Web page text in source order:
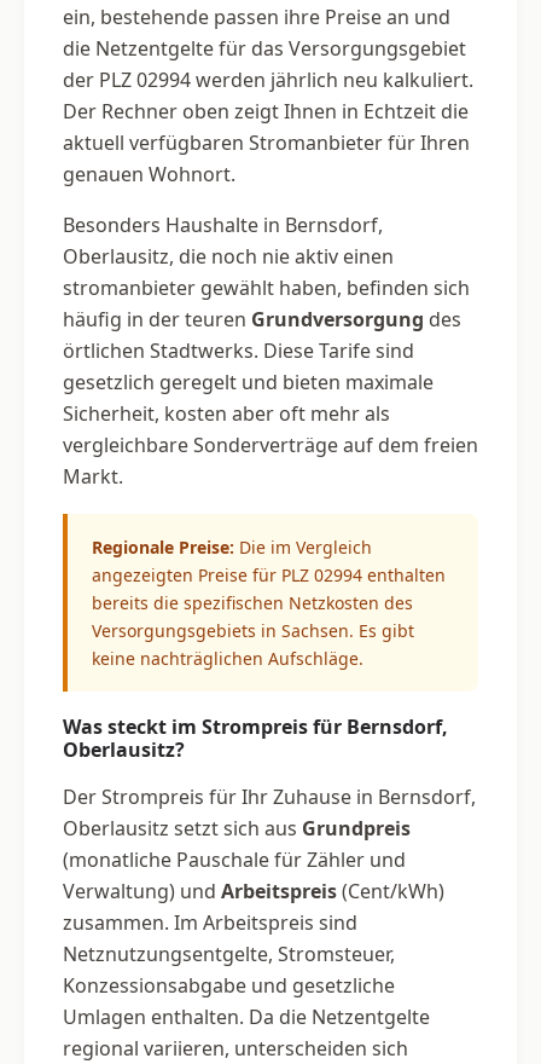
ein, bestehende passen ihre Preise an und
die Netzentgelte für das Versorgungsgebiet
der PLZ 02994 werden jährlich neu kalkuliert.
Der Rechner oben zeigt Ihnen in Echtzeit die
aktuell verfügbaren Stromanbieter für Ihren
genauen Wohnort.
Besonders Haushalte in Bernsdorf,
Oberlausitz, die noch nie aktiv einen
stromanbieter gewählt haben, befinden sich
häufig in der teuren Grundversorgung des
örtlichen Stadtwerks. Diese Tarife sind
gesetzlich geregelt und bieten maximale
Sicherheit, kosten aber oft mehr als
vergleichbare Sonderverträge auf dem freien
Markt.
Regionale Preise: Die im Vergleich
angezeigten Preise für PLZ 02994 enthalten
bereits die spezifischen Netzkosten des
Versorgungsgebiets in Sachsen. Es gibt
keine nachträglichen Aufschläge.
Was steckt im Strompreis für Bernsdorf,
Oberlausitz?
Der Strompreis für Ihr Zuhause in Bernsdorf,
Oberlausitz setzt sich aus Grundpreis
(monatliche Pauschale für Zähler und
Verwaltung) und Arbeitspreis(Cent/kWh)
zusammen. Im Arbeitspreis sind
Netznutzungsentgelte, Stromsteuer,
Konzessionsabgabe und gesetzliche
Umlagen enthalten. Da die Netzentgelte
regional variieren, unterscheiden sich